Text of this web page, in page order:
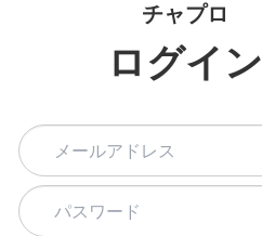
チャプロ
ログイン